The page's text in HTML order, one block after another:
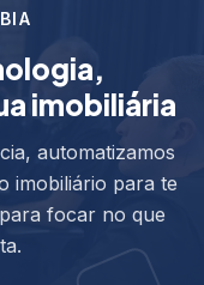
imobiliária
automatizamos
imobiliário para te
focar no que